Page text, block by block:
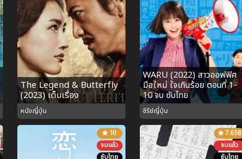
The Legend & Butterfly
(2023) เต็มเรื่อง
หนังญี่ปุ่น
WARU (2022) สาวออฟฟิศ
มือใหม่ ใจเกินร้อย ตอนที่ 1-
10 จบ ซับไทย
ซีรีย์ญี่ปุ่น
10
จบแล้ว
7.658
จบแล้ว